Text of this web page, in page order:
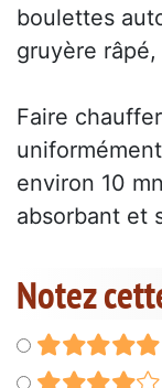
boulettes
gruyère
Faire
environ 10
absorbant et
Notez